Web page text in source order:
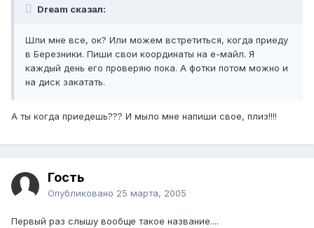
Dream сказал:
Шли мне все, ок? Или можем встретиться, когда приеду
в Березники. Пиши свои координаты на е-майл. Я
каждый день его проверяю пока. А фотки потом можно и
на диск закатать.
А ты когда приедешь??? И мыло мне напиши свое, плиз!!!!
Гость
Опубликовано 25 марта, 2005
Первый раз слышу вообще такое название....